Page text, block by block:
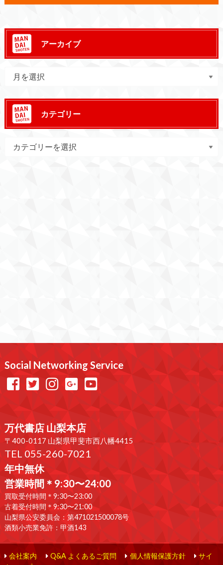
アーカイブ
カテゴリー
Social Networking Service
万代書店 山梨本店
〒400-0117 山梨県甲斐市西八幡4415
TEL 055-260-7021
年中無休
営業時間＊9:30〜24:00
買取受付時間＊9:30〜23:00
古着受付時間＊9:30〜21:00
山梨県公安委員会：第471021500078号
酒類小売業免許：甲酒143
会社案内 Q&A よくあるご質問 個人情報保護方針
サイ